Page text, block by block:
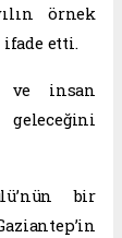
örnek
etti.
ve insan
bir